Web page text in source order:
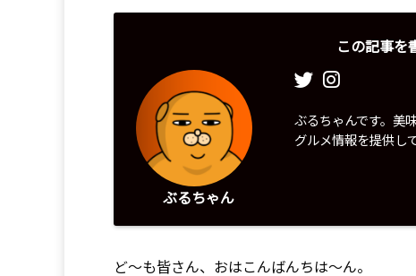
この記事を
ぶるちゃん
ぶるちゃんです。美
グルメ情報を提供し
ど〜も皆さん、おはこんばんちは〜ん。